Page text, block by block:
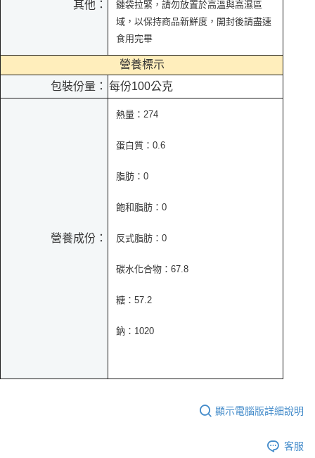
其他：
鏈袋拉緊，請勿放置於高溫與高濕區
域，以保持商品新鮮度，開封後請盡速
食用完畢
營養標示
包裝份量： 每份100公克
營養成份：
熱量：274
蛋白質：0.6
脂肪：0
飽和脂肪：0
反式脂肪：0
碳水化合物：67.8
糖：57.2
鈉：1020
顯示電腦版詳細說明
客服